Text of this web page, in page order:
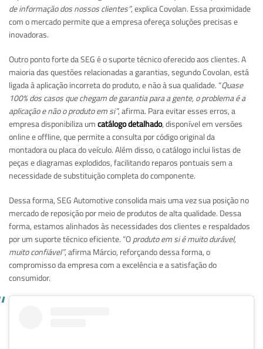
de informação dos nossos clientes”, explica Covolan. Essa proximidade
com o mercado permite que a empresa ofereça soluções precisas e
inovadoras.
Outro ponto forte da SEG é o suporte técnico oferecido aos clientes. A
maioria das questões relacionadas a garantias, segundo Covolan, está
ligada à aplicação incorreta do produto, e não à sua qualidade. “Quase
100% dos casos que chegam de garantia para a gente, o problema é a
aplicação e não o produto em si”, afirma. Para evitar esses erros, a
empresa disponibiliza umcatálogo detalhado, disponível em versões
online e offline, que permite a consulta por código original da
montadora ou placa do veículo. Além disso, o catálogo inclui listas de
peças e diagramas explodidos, facilitando reparos pontuais sem a
necessidade de substituição completa do componente.
Dessa forma, SEG Automotive consolida mais uma vez sua posição no
mercado de reposição por meio de produtos de alta qualidade. Dessa
forma, estamos alinhados às necessidades dos clientes e respaldados
por um suporte técnico eficiente. “Oproduto em si é muito durável,
muito confiável”, afirma Márcio, reforçando dessa forma, o
compromisso da empresa com a excelência e a satisfação do
consumidor.